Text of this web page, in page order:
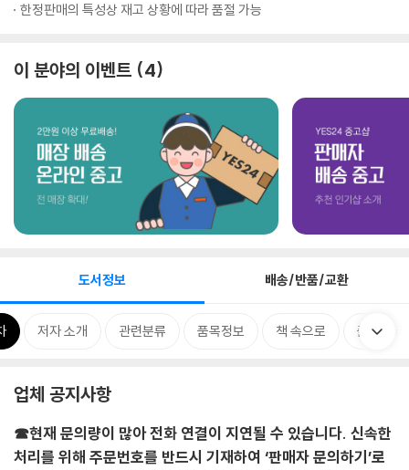
한정판매의 특성상 재고 상황에 따라 품절 가능
이 분야의 이벤트 4
도서정보 배송/반품/교환
저자 소개 관련분류 품목정보 책 속으로 출판사
업체 공지사항
☎현재 문의량이 많아 전화 연결이 지연될 수 있습니다. 신속한
처리를 위해 주문번호를 반드시 기재하여 ‘판매자 문의하기’로